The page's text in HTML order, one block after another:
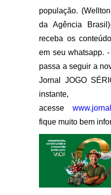
população.
da Agência
receba os
em seu whatsapp. -
passa a seguir a
Jornal JOGO
instante,
acesse
fique muito bem